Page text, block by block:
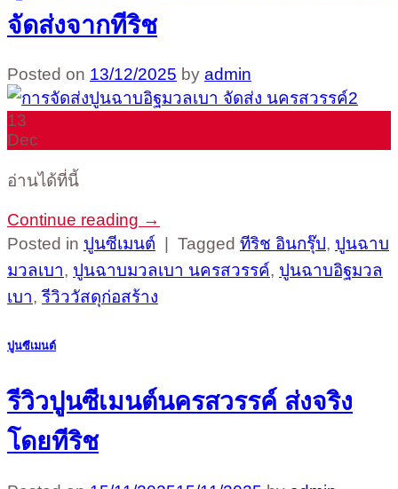
จัดส่งจากทีริช
Posted on 13/12/2025 by admin
13
Dec
อ่านได้ที่นี้
Continue reading →
Posted in ปูนซีเมนต์ Tagged ทีริช อินกรุ๊ป, ปูนฉาบ
มวลเบา, ปูนฉาบมวลเบา นครสวรรค์, ปูนฉาบอิฐมวล
เบา,รีวิววัสดุก่อสร้าง
ปูนซีเมนต์
รีวิวปูนซีเมนต์นครสวรรค์ ส่งจริง
โดยทีริช